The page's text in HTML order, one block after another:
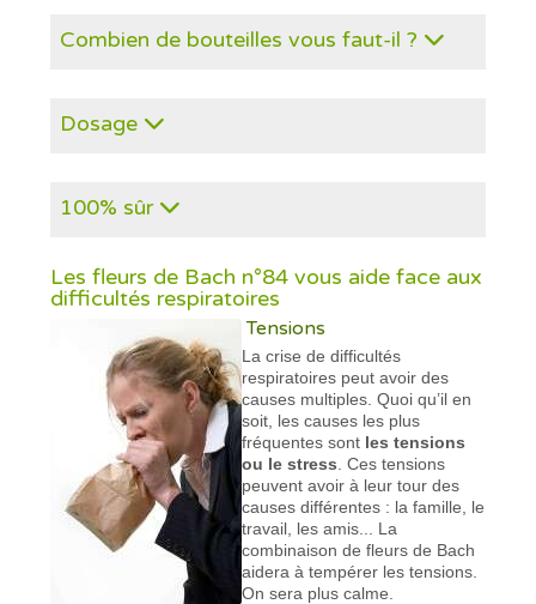
Combien de bouteilles vous faut-il ?
Dosage
100% sûr
Les fleurs de Bach n°84 vous aide face aux
difficultés respiratoires
Tensions
La crise de difficultés
respiratoires peut avoir des
causes multiples. Quoi qu’il en
soit, les causes les plus
fréquentes sont les tensions
ou le stress . Ces tensions
peuvent avoir à leur tour des
causes différentes : la famille, le
travail, les amis... La
combinaison de fleurs de Bach
aidera à tempérer les tensions.
On sera plus calme.